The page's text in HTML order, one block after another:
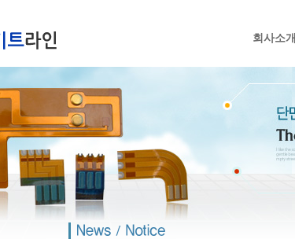
회사소개